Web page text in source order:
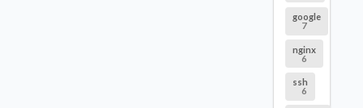
google
7
nginx
6
ssh
6